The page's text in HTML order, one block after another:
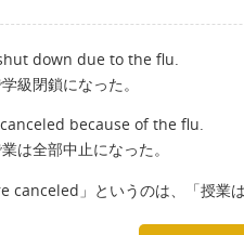
down due to the flu.
級閉鎖になった。
because of the flu.
は全部中止になった。
canceled」というのは、「授業